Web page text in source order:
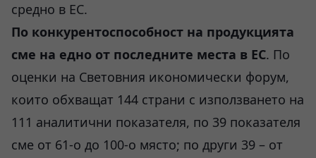
средно в ЕС.
По конкурентоспособност на продукцията
сме на едно от последните места в ЕС. По
оценки на Световния икономически форум,
които обхващат 144 страни с използването на
111 аналитични показателя, по 39 показателя
сме от 61-о до 100-о място; по други 39 – от